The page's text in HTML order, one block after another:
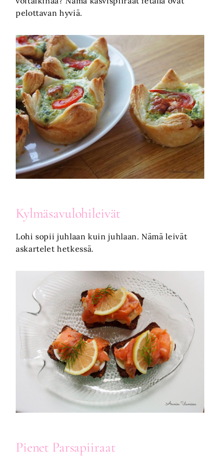
pelottavan hyviä.
Kylmäsavulohileivät
Lohi sopii juhlaan kuin juhlaan. Nämä leivät
askartelet hetkessä.
Pienet Parsapiiraat